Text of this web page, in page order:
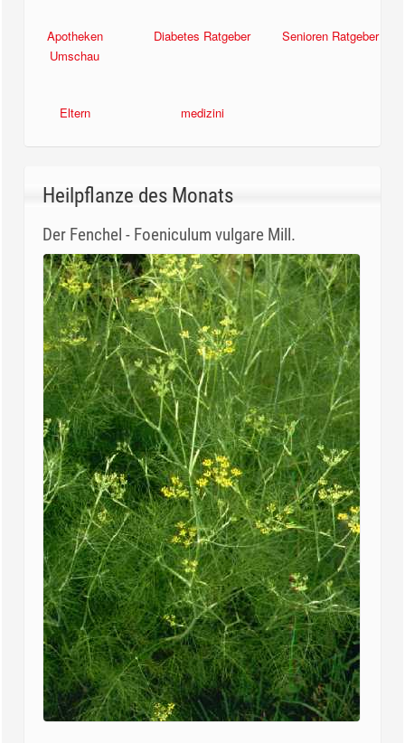
Apotheken
Umschau
Diabetes Ratgeber Senioren Ratgeber
Eltern medizini
Heilpflanze des Monats
Der Fenchel - Foeniculum vulgare Mill.